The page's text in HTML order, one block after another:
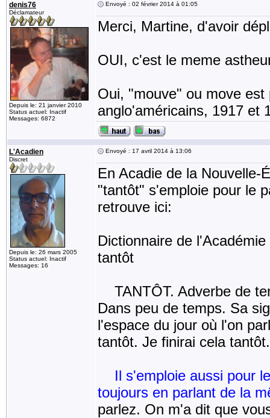
denis76
Déclamateur
Depuis le: 21 janvier 2010
Status actuel: Inactif
Messages: 6872
Envoyé : 02 février 2014 à 01:05
Merci, Martine, d'avoir
OUI, c'est le meme
Oui, "mouve" ou move
anglo'américains, 1917 et
L'Acadien
Discret
Depuis le: 26 mars 2005
Status actuel: Inactif
Messages: 16
Envoyé : 17 avril 2014 à 13:06
En Acadie de la Nouvelle-
"tantôt" s'emploie pour le
retrouve ici:
Dictionnaire de
tantôt
TANTÔT. Adverbe de
Dans peu de temps. Sa
l'espace du jour où l'on
tantôt. Je finirai cela
Il s'emploie aussi pour
toujours en parlant de la
parlez. On m'a dit que